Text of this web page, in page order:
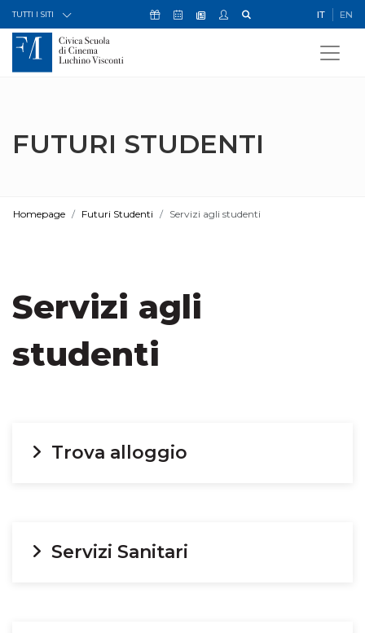
Skip to Content
TUTTI I SITI Icona Sostienici
Icona Calendario Eventi
Icona Newsletter
Icona My Civica IT EN
FUTURI STUDENTI
Homepage Futuri Studenti Servizi agli studenti
Servizi agli
studenti
Trova alloggio
Servizi Sanitari